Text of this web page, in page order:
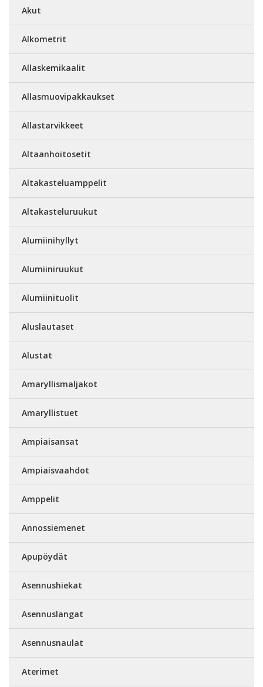
Akut
Alkometrit
Allaskemikaalit
Allasmuovipakkaukset
Allastarvikkeet
Altaanhoitosetit
Altakasteluamppelit
Altakasteluruukut
Alumiinihyllyt
Alumiiniruukut
Alumiinituolit
Aluslautaset
Alustat
Amaryllismaljakot
Amaryllistuet
Ampiaisansat
Ampiaisvaahdot
Amppelit
Annossiemenet
Apupöydät
Asennushiekat
Asennuslangat
Asennusnaulat
Aterimet